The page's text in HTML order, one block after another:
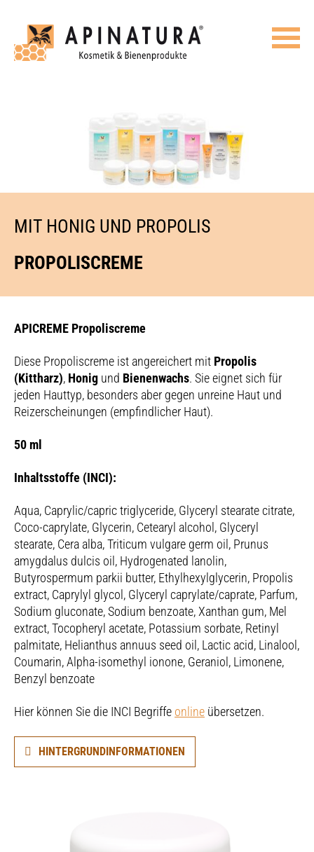
MIT HONIG UND PROPOLIS
PROPOLISCREME
APICREME Propoliscreme
Diese Propoliscreme ist angereichert mit Propolis
(Kittharz), Honig und Bienenwachs. Sie eignet sich für
jeden Hauttyp, besonders aber gegen unreine Haut und
Reizerscheinungen (empfindlicher Haut).
50 ml
Inhaltsstoffe (INCI):
Aqua, Caprylic/capric triglyceride, Glyceryl stearate citrate,
Coco-caprylate, Glycerin, Cetearyl alcohol, Glyceryl
stearate, Cera alba, Triticum vulgare germ oil, Prunus
amygdalus dulcis oil, Hydrogenated lanolin,
Butyrospermum parkii butter, Ethylhexylglycerin, Propolis
extract, Caprylyl glycol, Glyceryl caprylate/caprate, Parfum,
Sodium gluconate, Sodium benzoate, Xanthan gum, Mel
extract, Tocopheryl acetate, Potassium sorbate, Retinyl
palmitate, Helianthus annuus seed oil, Lactic acid, Linalool,
Coumarin, Alpha-isomethyl ionone, Geraniol, Limonene,
Benzyl benzoate
Hier können Sie die INCI Begriffe online übersetzen.
HINTERGRUNDINFORMATIONEN